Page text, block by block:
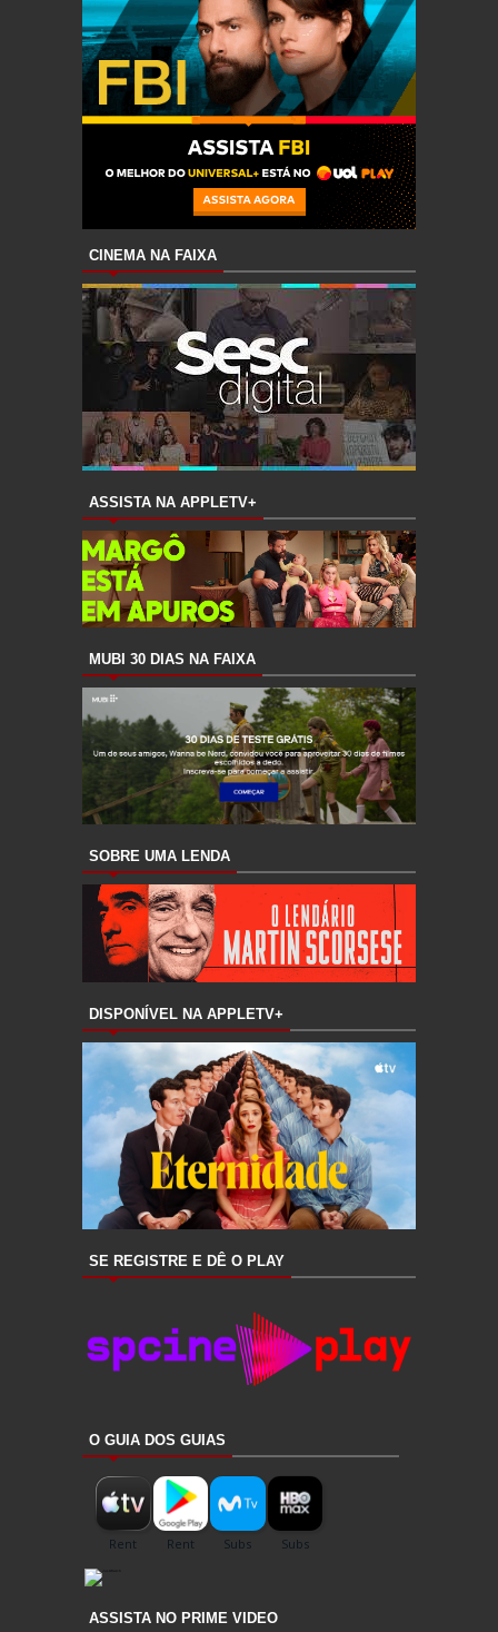
CINEMA NA FAIXA
ASSISTA NA APPLETV+
MUBI 30 DIAS NA FAIXA
SOBRE UMA LENDA
DISPONÍVEL NA APPLETV+
SE REGISTRE E DÊ O PLAY
O GUIA DOS GUIAS
ASSISTA NO PRIME VIDEO